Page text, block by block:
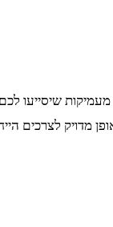
מדויק לצרכים